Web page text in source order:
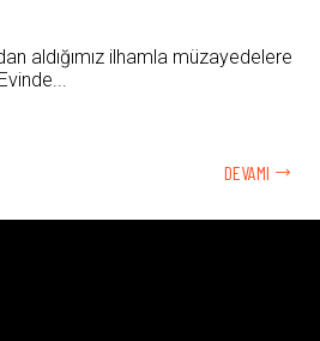
aldığımız ilhamla müzayedelere
DEVAMI